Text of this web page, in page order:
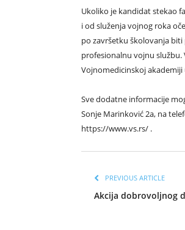
Ukoliko je kandidat stekao
i od služenja vojnog roka
po završetku školovanja
profesionalnu vojnu službu.
Vojnomedicinskoj akademiji
Sve dodatne informacije
Sonje Marinković 2a, na
https://www.vs.rs/ .
PREVIOUS ARTICLE
Akcija dobrovoljnog